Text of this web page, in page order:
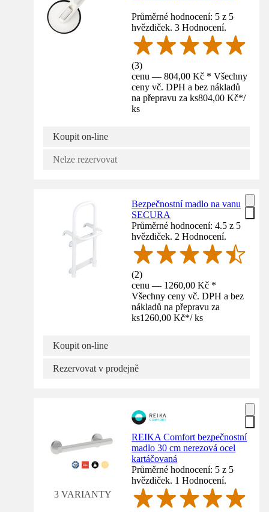
Průměrné hodnocení: 5 z 5
hvězdiček. 3 Hodnocení.
(3)
cenu — 804,00 Kč * Všechny
ceny vč. DPH a bez nákladů
na přepravu za ks804,00 Kč*/
ks
Koupit on-line
Nelze rezervovat
Bezpečnostní madlo na vanu
SECURA
Průměrné hodnocení: 4.5 z 5
hvězdiček. 2 Hodnocení.
(2)
cenu — 1260,00 Kč *
Všechny ceny vč. DPH a bez
nákladů na přepravu za
ks1260,00 Kč*/ ks
Koupit on-line
Rezervovat v prodejně
3 VARIANTY
REIKA Comfort bezpečnostní
madlo 30 cm nerezová ocel
kartáčovaná
Průměrné hodnocení: 5 z 5
hvězdiček. 1 Hodnocení.